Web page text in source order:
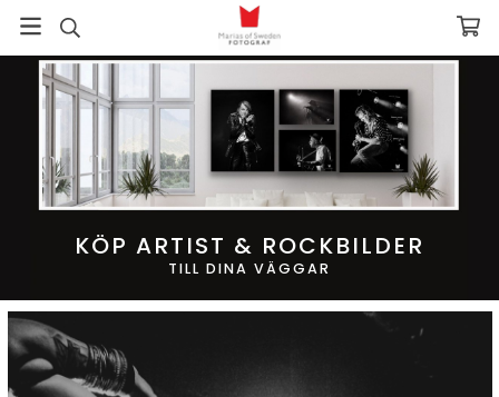
KÖP ARTIST & ROCKBILDER
TILL DINA VÄGGAR